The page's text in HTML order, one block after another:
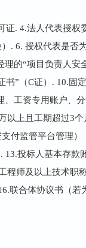
证. 4.法人代表授
. 6. 授权代表是否
的“项目负责人安
”（C证）. 10.固
工资专用账户、
以上且工期超过3
付监管平台管理
投标人基本存款
程师及以上技术职
联合体协议书（若